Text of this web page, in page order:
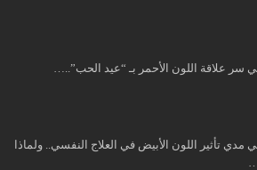
سر علاقة اللون الأحمر بـ “عيد الحب”..…
مدي تأثير اللون الأبيض في العلاج النفسي.. ولماذا